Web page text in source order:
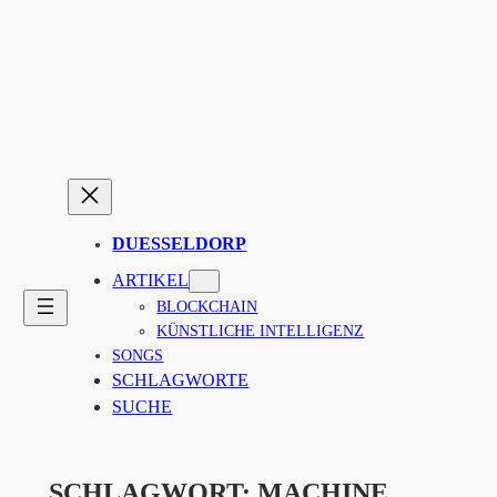
DUESSELDORP
ARTIKEL
BLOCKCHAIN
KÜNSTLICHE INTELLIGENZ
SONGS
SCHLAGWORTE
SUCHE